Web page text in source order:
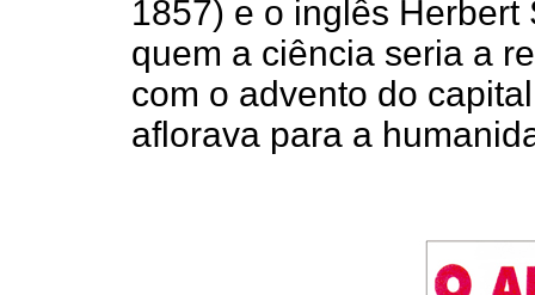
1857) e o inglês
quem a ciência seria a
com o advento do
aflorava para a